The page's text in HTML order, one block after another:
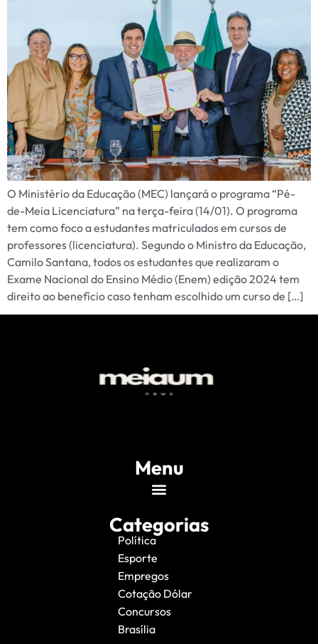
O Ministério da Educação (MEC) lançará o programa “Pé-
de-Meia Licenciatura” na terça-feira (14/01). O programa
tem como foco a estudantes matriculados em cursos de
professores (licenciatura). Segundo o Ministro da Educação,
Camilo Santana, todos os estudantes que realizaram o
Exame Nacional do Ensino Médio (Enem) edição 2024 tem
direito ao benefício caso tenham escolhido um curso de […]
Menu
Categorias
Política
Esporte
Empregos
Cotação Dólar
Concursos
Brasília